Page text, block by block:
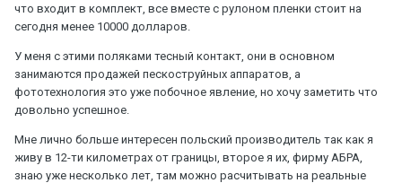
что входит в комплект, все вместе с рулоном пленки стоит на
сегодня менее 10000 долларов.
У меня с этими поляками тесный контакт, они в основном
занимаются продажей пескоструйных аппаратов, а
фототехнология это уже побочное явление, но хочу заметить что
довольно успешное.
Мне лично больше интересен польский производитель так как я
живу в 12-ти километрах от границы, второе я их, фирму АБРА,
знаю уже несколько лет, там можно расчитывать на реальные